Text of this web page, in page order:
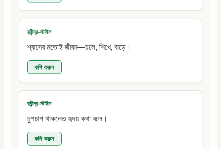
রবীন্দ্র-স্টাইল
শ্বাসের মতোই জীবন—চলে, শিখে, বাড়ে।
কপি করুন
রবীন্দ্র-স্টাইল
চুপচাপ থাকলেও হৃদয় কথা বলে।
কপি করুন